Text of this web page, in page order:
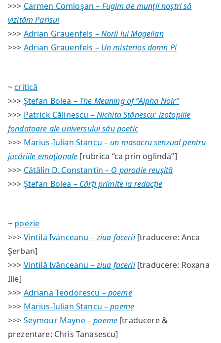
>>> Carmen Comloşan – Fugim de munţii noştri să
vizităm Parisul
>>> Adrian Grauenfels –Norii lui Magellan
>>> Adrian Grauenfels – Un misterios domn Pi
~critică
>>> Ştefan Bolea – The Meaning of “Alpha Noir”
>>> Patrick Călinescu –Nichita Stănescu: izotopiile
fondatoare ale universului său poetic
>>> Marius-Iulian Stancu –un masacru senzual pentru
jucăriile emoţionale [rubrica “ca prin oglindă”]
>>> Cătălin D. Constantin – O parodie reuşită
>>> Ştefan Bolea – Cărți primite la redacție
~ poezie
>>> Vintilă Ivănceanu –ziua facerii[traducere: Anca
Şerban]
>>> Vintilă Ivănceanu –ziua facerii[traducere: Roxana
Ilie]
>>> Adriana Teodorescu –poeme
>>> Marius-Iulian Stancu –poeme
>>> Seymour Mayne –poeme [traducere &
prezentare: Chris Tanasescu]